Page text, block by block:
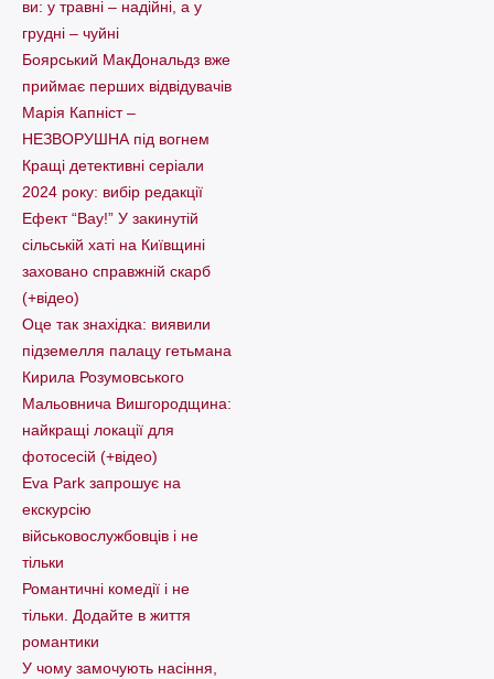
ви: у травні – надійні, а у
грудні – чуйні
Боярський МакДональдз вже
приймає перших відвідувачів
Марія Капніст –
НЕЗВОРУШНА під вогнем
Кращі детективні серіали
2024 року: вибір редакції
Ефект “Вау!” У закинутій
сільській хаті на Київщині
заховано справжній скарб
(+відео)
Оце так знахідка: виявили
підземелля палацу гетьмана
Кирила Розумовського
Мальовнича Вишгородщина:
найкращі локації для
фотосесій (+відео)
Eva Park запрошує на
екскурсію
військовослужбовців і не
тільки
Романтичні комедії і не
тільки. Додайте в життя
романтики
У чому замочують насіння,